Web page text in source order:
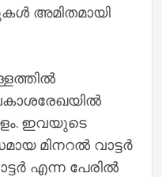
അമിതമായി
ഇവയുടെ
മിനറല്‍ വാട്ടര്‍
എന്ന പേരില്‍